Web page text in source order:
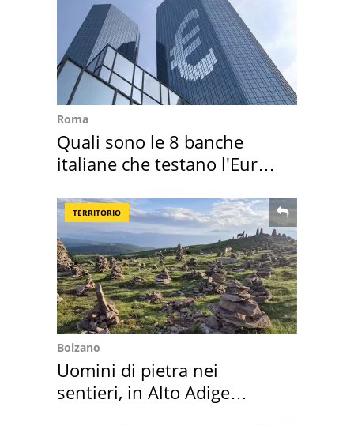
Roma
Quali sono le 8 banche
italiane che testano l'Euro
TERRITORIO
Bolzano
Uomini di pietra nei
sentieri, in Alto Adige